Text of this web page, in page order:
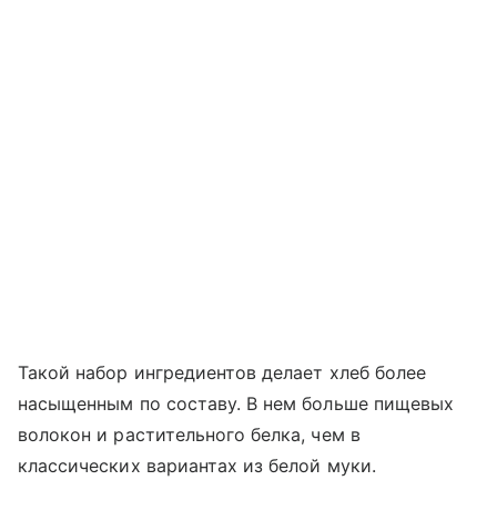
Такой набор ингредиентов делает хлеб более
насыщенным по составу. В нем больше пищевых
волокон и растительного белка, чем в
классических вариантах из белой муки.